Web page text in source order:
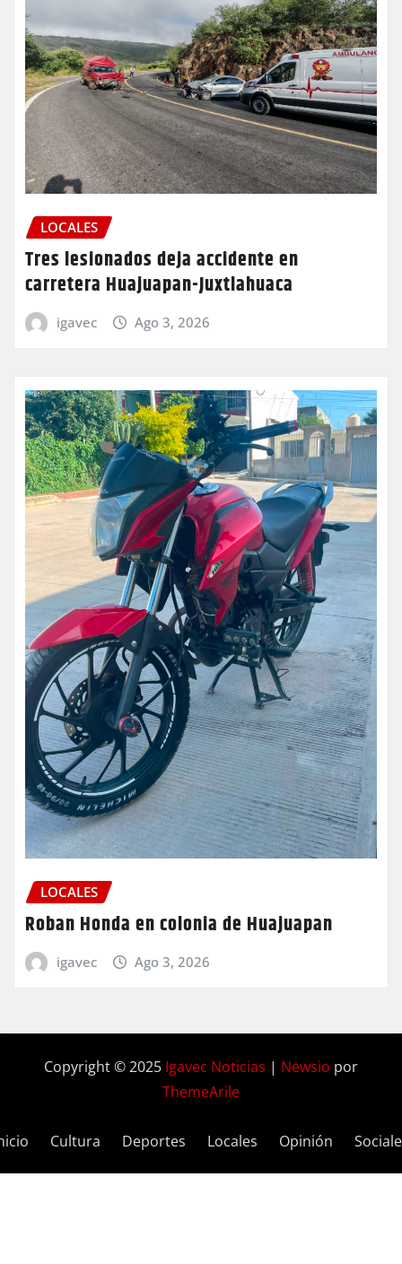
LOCALES
Tres lesionados deja accidente en
carretera Huajuapan-Juxtlahuaca
igavec Ago 3, 2026
LOCALES
Roban Honda en colonia de Huajuapan
igavec Ago 3, 2026
Copyright © 2025 Igavec Noticias | Newsio por
ThemeArile
Cultura Deportes Locales Opinión